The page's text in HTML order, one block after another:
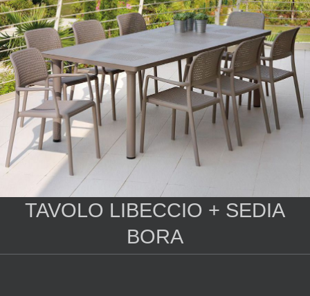
TAVOLO LIBECCIO + SEDIA
BORA